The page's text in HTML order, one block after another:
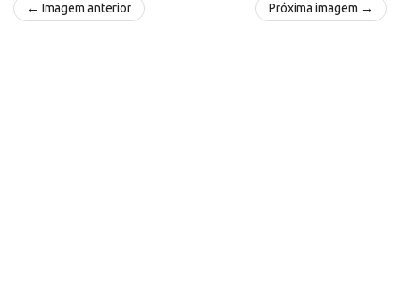
← Imagem anterior Próxima imagem →